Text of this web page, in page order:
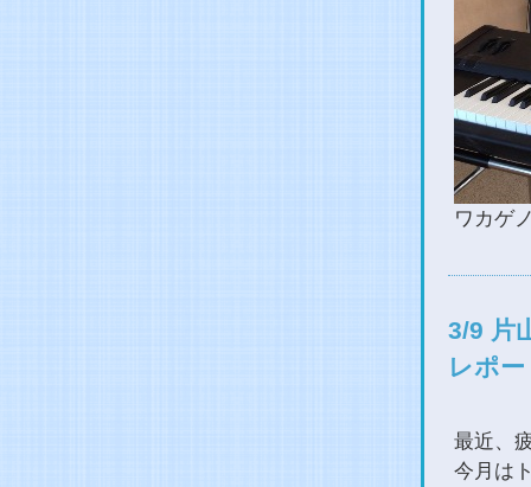
ワカゲ
3/9 片
レポー
最近、
今月は